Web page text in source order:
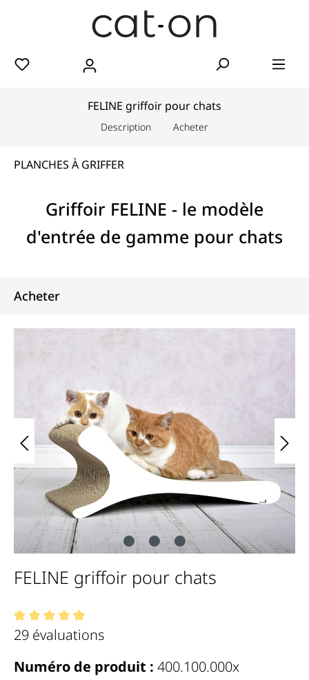
FELINE griffoir pour chats
Description Acheter
PLANCHES À GRIFFER
Griffoir FELINE - le modèle
d'entrée de gamme pour chats
Acheter
Bildergalerie überspringen
FELINE griffoir pour chats
Note moyenne de 4.96 de 5 étoiles
29 évaluations
Numéro de produit : 400.100.000x